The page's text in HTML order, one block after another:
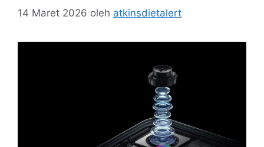
14 Maret 2026 oleh atkinsdietalert